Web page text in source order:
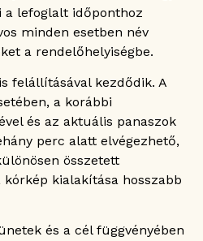
a lefoglalt időponthoz
minden esetben név
a rendelőhelyiségbe.
felállításával kezdődik. A
a korábbi
és az aktuális panaszok
perc alatt elvégezhető,
összetett
kialakítása hosszabb
és a cél függvényében